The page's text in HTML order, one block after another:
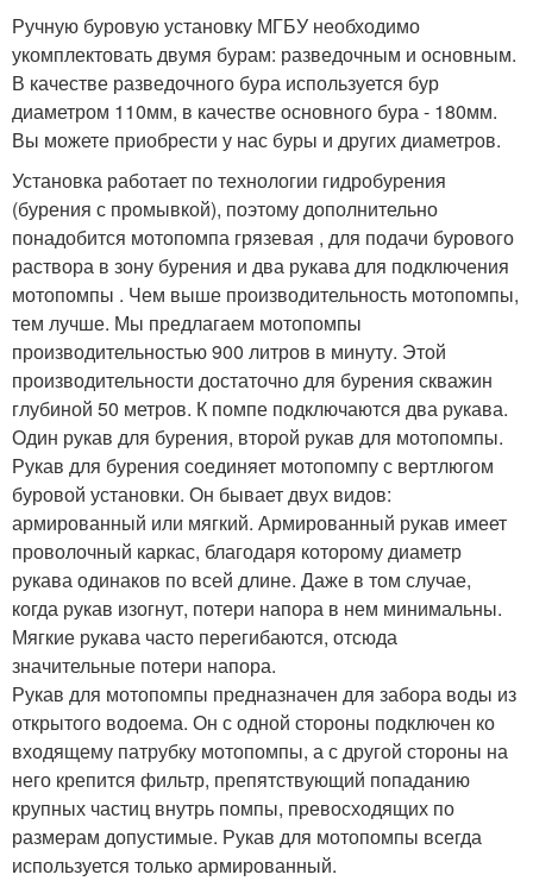
Ручную буровую установку МГБУ необходимо
укомплектовать двумя бурам: разведочным и основным.
В качестве разведочного бура используется бур
диаметром 110мм, в качестве основного бура - 180мм.
Вы можете приобрести у нас буры и других диаметров.
Установка работает по технологии гидробурения
(бурения с промывкой), поэтому дополнительно
понадобится мотопомпа грязевая , для подачи бурового
раствора в зону бурения и два рукава для подключения
мотопомпы . Чем выше производительность мотопомпы,
тем лучше. Мы предлагаем мотопомпы
производительностью 900 литров в минуту. Этой
производительности достаточно для бурения скважин
глубиной 50 метров. К помпе подключаются два рукава.
Один рукав для бурения, второй рукав для мотопомпы.
Рукав для бурения соединяет мотопомпу с вертлюгом
буровой установки. Он бывает двух видов:
армированный или мягкий. Армированный рукав имеет
проволочный каркас, благодаря которому диаметр
рукава одинаков по всей длине. Даже в том случае,
когда рукав изогнут, потери напора в нем минимальны.
Мягкие рукава часто перегибаются, отсюда
значительные потери напора.
Рукав для мотопомпы предназначен для забора воды из
открытого водоема. Он с одной стороны подключен ко
входящему патрубку мотопомпы, а с другой стороны на
него крепится фильтр, препятствующий попаданию
крупных частиц внутрь помпы, превосходящих по
размерам допустимые. Рукав для мотопомпы всегда
используется только армированный.